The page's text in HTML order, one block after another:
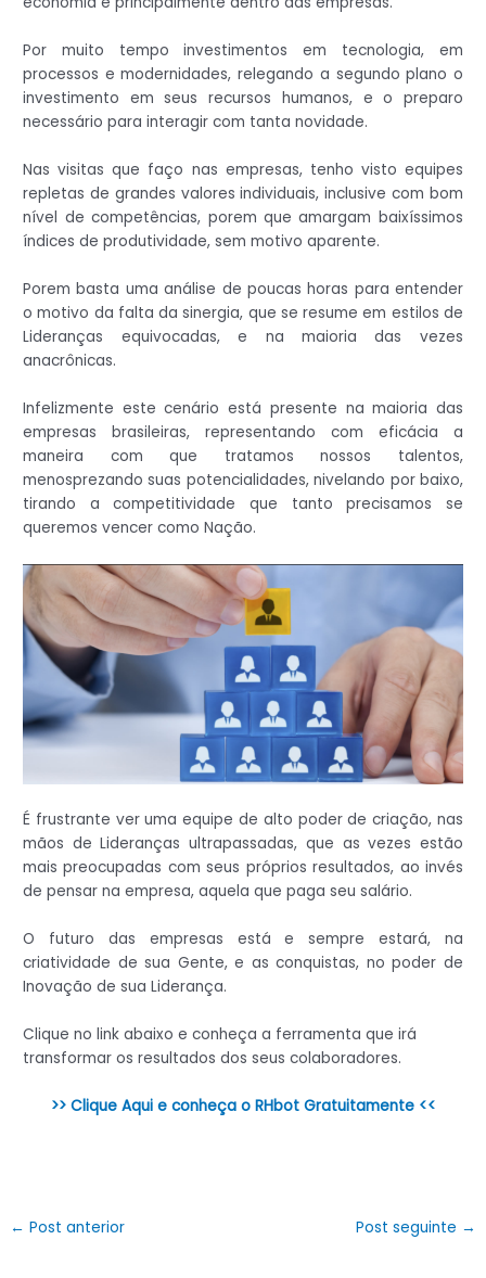
Por muito tempo investimentos em tecnologia, em
processos e modernidades, relegando a segundo plano o
investimento em seus recursos humanos, e o preparo
necessário para interagir com tanta novidade.
Nas visitas que faço nas empresas, tenho visto equipes
repletas de grandes valores individuais, inclusive com bom
nível de competências, porem que amargam baixíssimos
índices de produtividade, sem motivo aparente.
Porem basta uma análise de poucas horas para entender
o motivo da falta da sinergia, que se resume em estilos de
Lideranças equivocadas, e na maioria das vezes
anacrônicas.
Infelizmente este cenário está presente na maioria das
empresas brasileiras, representando com eficácia a
maneira com que tratamos nossos talentos,
menosprezando suas potencialidades, nivelando por baixo,
tirando a competitividade que tanto precisamos se
queremos vencer como Nação.
É frustrante ver uma equipe de alto poder de criação, nas
mãos de Lideranças ultrapassadas, que as vezes estão
mais preocupadas com seus próprios resultados, ao invés
de pensar na empresa, aquela que paga seu salário.
O futuro das empresas está e sempre estará, na
criatividade de sua Gente, e as conquistas, no poder de
Inovação de sua Liderança.
Clique no link abaixo e conheça a ferramenta que irá
transformar os resultados dos seus colaboradores.
>> Clique Aqui e conheça o RHbot Gratuitamente <<
← Post anterior Post seguinte →